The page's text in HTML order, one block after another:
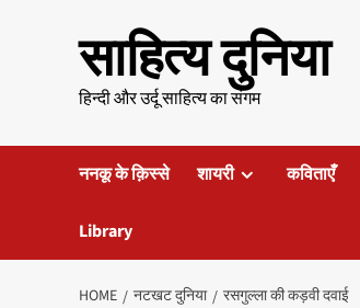
साहित्य दुनिया
हिन्दी और उर्दू साहित्य का संगम
ननकू के क़िस्से शायरी कविताएँ
Library
HOME नटखट दुनिया रसगुल्ला की कड़वी दवाई